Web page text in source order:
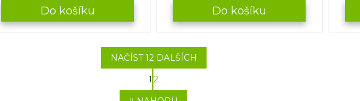
Do košíku Do košíku
O
v
NAČÍST 12 DALŠÍCH
S
t
1 2